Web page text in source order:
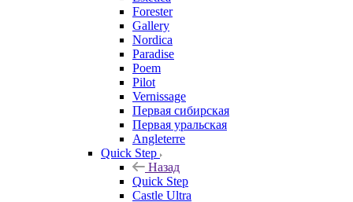
Forester
Gallery
Nordica
Paradise
Poem
Pilot
Vernissage
Первая сибирская
Первая уральская
Angleterre
Quick Step
Назад
Quick Step
Castle Ultra